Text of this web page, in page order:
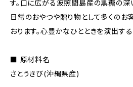
す。口に広がる波照間島産の黒糖の深
日常のおやつや贈り物として多くのお
おります。心豊かなひとときを演出する
■ 原材料名
さとうきび(沖縄県産)